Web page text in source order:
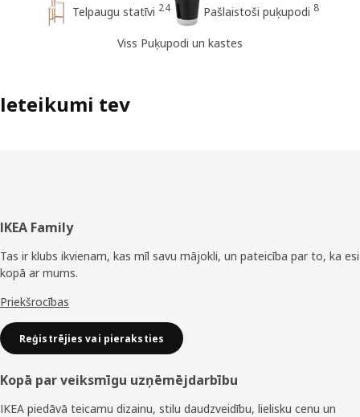
Telpaugu statīvi 24 Pašlaistoši puķupodi 8
Viss Puķupodi un kastes
Ieteikumi tev
Kājene
IKEA Family
Tas ir klubs ikvienam, kas mīl savu mājokli, un pateicība par to, ka esi
kopā ar mums.
Priekšrocības
Reģistrējies vai pieraksties
Kopā par veiksmīgu uzņēmējdarbību
IKEA piedāvā teicamu dizainu, stilu daudzveidību, lielisku cenu un